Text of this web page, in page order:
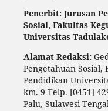
Penerbit: Jurusan
Sosial, Fakultas
Universitas
Alamat Redaksi:
Pengetahuan
Pendidikan
km. 9 Telp. [0451]
Palu, Sulawesi